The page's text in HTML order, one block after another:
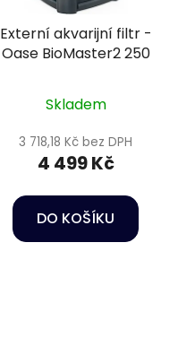
Externí akvarijní filtr -
Oase BioMaster2 250
Skladem
3 718,18 Kč bez DPH
4 499 Kč
DO KOŠÍKU